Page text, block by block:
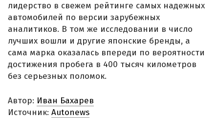
лидерство в свежем рейтинге самых надежных
автомобилей по версии зарубежных
аналитиков. В том же исследовании в число
лучших вошли и другие японские бренды, а
сама марка оказалась впереди по вероятности
достижения пробега в 400 тысяч километров
без серьезных поломок.
Автор: Иван Бахарев
Источник: Autonews